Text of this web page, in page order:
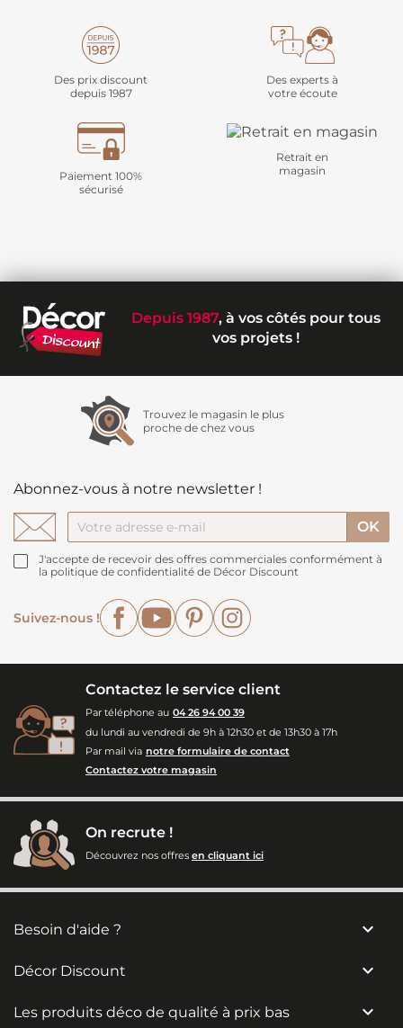
Des prix discount
depuis 1987
Des experts à
votre écoute
Paiement 100%
sécurisé
Retrait en
magasin
Depuis 1987, à vos côtés pour tous
vos projets !
Trouvez le magasin le plus
proche de chez vous
Abonnez-vous à notre newsletter !
J'accepte de recevoir des offres commerciales conformément à
la politique de confidentialité de Décor Discount
Suivez-nous !
FacebookYouTubePinterest
Contactez le service client
Par téléphone au 04 26 94 00 39
du lundi au vendredi de 9h à 12h30 et de 13h30 à 17h
Par mail via notre formulaire de contact
Contactez votre magasin
On recrute !
Découvrez nos offres en cliquant ici
Besoin d'aide ? 
Décor Discount 
Les produits déco de qualité à prix bas 